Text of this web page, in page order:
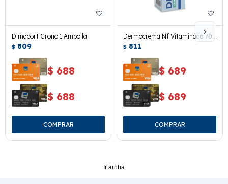
Dimacort Crono 1 Ampolla
$ 809
$ 688
$ 688
Dermocrema Nf Vitaminada 70
Grs.
$ 811
$ 689
$ 689
Ir arriba